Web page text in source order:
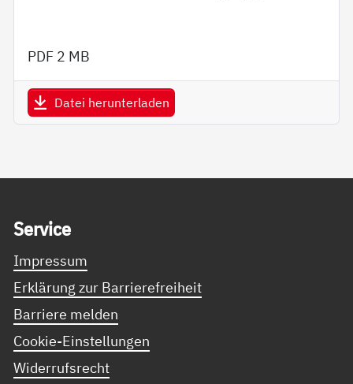
PDF 2 MB
Datei herunterladen
Ser­vice
Impressum
Erklärung zur Barrierefreiheit
Barriere melden
Cookie-Einstellungen
Widerrufsrecht